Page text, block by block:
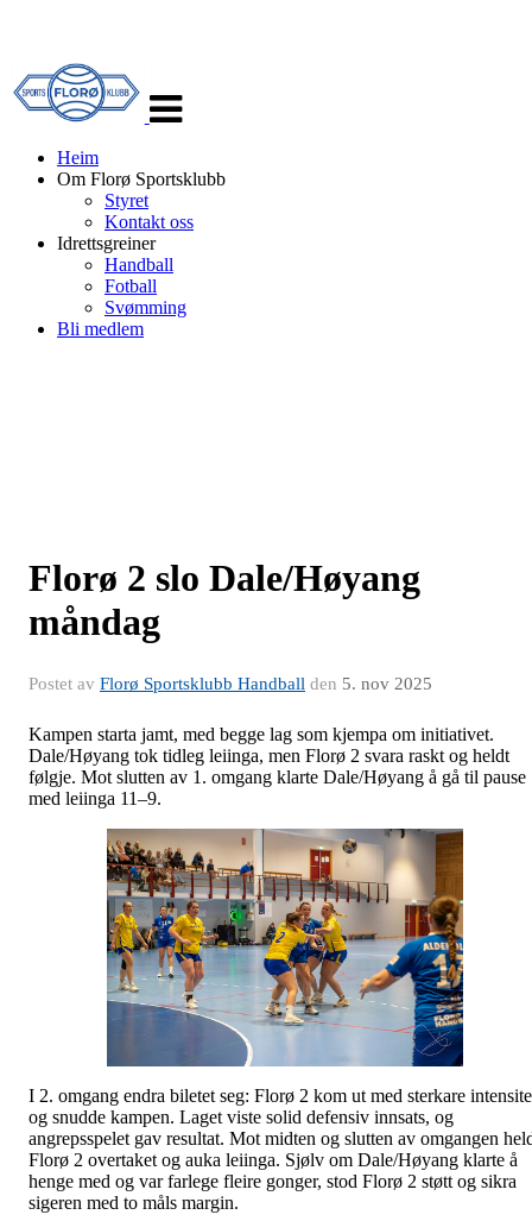
navigasjon
Heim
Om Florø Sportsklubb
Styret
Kontakt oss
Idrettsgreiner
Handball
Fotball
Svømming
Bli medlem
Florø 2 slo Dale/Høyang
måndag
Postet av Florø Sportsklubb Handball den 5. nov 2025
Kampen starta jamt, med begge lag som kjempa om initiativet.
Dale/Høyang tok tidleg leiinga, men Florø 2 svara raskt og heldt
følgje. Mot slutten av 1. omgang klarte Dale/Høyang å gå til pause
med leiinga 11–9.
I 2. omgang endra biletet seg: Florø 2 kom ut med sterkare
og snudde kampen. Laget viste solid defensiv innsats, og
angrepsspelet gav resultat. Mot midten og slutten av omgangen
Florø 2 overtaket og auka leiinga. Sjølv om Dale/Høyang klarte å
henge med og var farlege fleire gonger, stod Florø 2 støtt og sikra
sigeren med to måls margin.